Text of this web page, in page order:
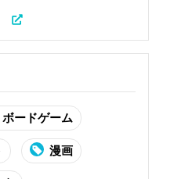
ボードゲーム
漫画